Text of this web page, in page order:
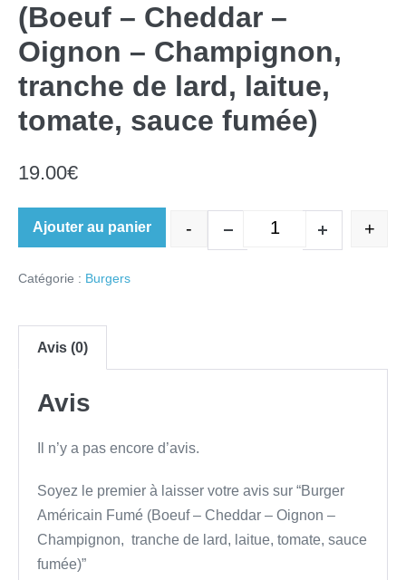
(Boeuf – Cheddar –
Oignon – Champignon,
tranche de lard, laitue,
tomate, sauce fumée)
19.00€
quantité de
- +
Ajouter au panier
Catégorie : Burgers
Avis (0)
Avis
Il n’y a pas encore d’avis.
Soyez le premier à laisser votre avis sur “Burger
Américain Fumé (Boeuf – Cheddar – Oignon –
Champignon, tranche de lard, laitue, tomate, sauce
fumée)”